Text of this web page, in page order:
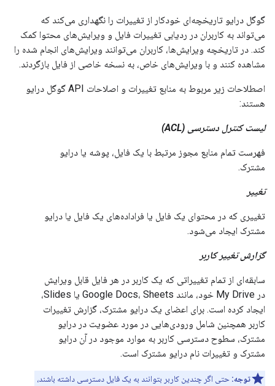
گوگل درایو تاریخچه‌ای خودکار از تغییرات را نگهداری می‌کند که
می‌تواند به کاربران در ردیابی تغییرات فایل و ویرایش‌های محتوا کمک
کند. در تاریخچه ویرایش‌ها، کاربران می‌توانند ویرایش‌های انجام شده را
مشاهده کنند و با ویرایش‌های خاص، به نسخه خاصی از فایل بازگردند.
اصطلاحات زیر مربوط به منابع تغییرات و اصلاحات API گوگل درایو
هستند:
لیست کنترل دسترسی (ACL)
فهرست تمام منابع مجوز مرتبط با یک فایل، پوشه یا درایو
مشترک.
تغییر
تغییری که در محتوای یک فایل یا فراداده‌های یک فایل یا درایو
مشترک ایجاد می‌شود.
گزارش تغییر کاربر
سابقه‌ای از تمام تغییراتی که یک کاربر در هر فایل قابل ویرایش
در My Drive خود، مانند Google Docs، Sheets یا Slides،
ایجاد کرده است. برای اعضای یک درایو مشترک، گزارش تغییرات
کاربر همچنین شامل ورودی‌هایی در مورد عضویت در درایو
مشترک، سطوح دسترسی کاربر به موارد موجود در آن درایو
مشترک و تغییرات نام درایو مشترک است.
توجه: حتی اگر چندین کاربر بتوانند به یک فایل دسترسی داشته باشند،